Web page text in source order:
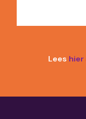
Lees hier